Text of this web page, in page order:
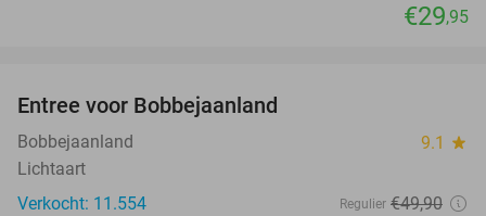
€29,95
Entree voor Bobbejaanland
Bobbejaanland 9.1 star
Lichtaart
Verkocht: 11.554
Regulier €49,90